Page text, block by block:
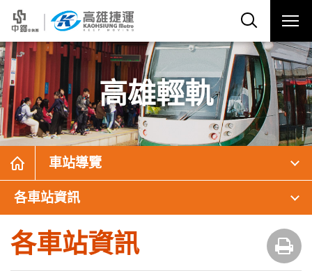
高雄輕軌
車站導覽
各車站資訊
各車站資訊